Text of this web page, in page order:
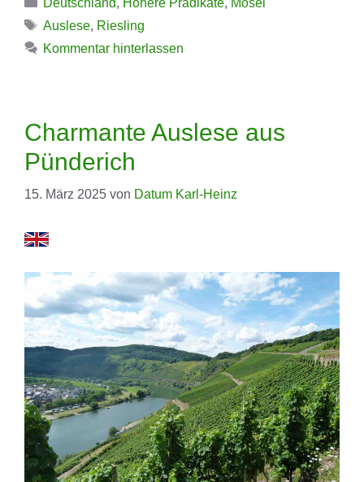
Schlagwörter
Auslese, Riesling
Kommentar hinterlassen
Charmante Auslese aus
Pünderich
15. März 2025 von Datum Karl-Heinz